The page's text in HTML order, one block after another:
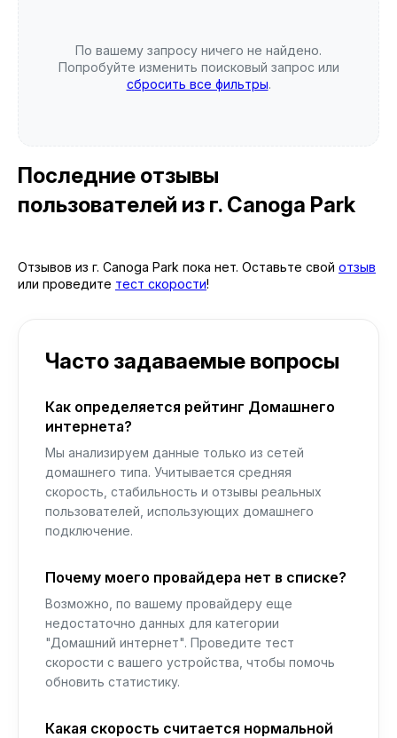
По вашему запросу ничего не найдено.
Попробуйте изменить поисковый запрос или
сбросить все фильтры.
Последние отзывы
пользователей из г. Canoga Park
Отзывов из г. Canoga Park пока нет. Оставьте свой отзыв
или проведите тест скорости!
Часто задаваемые вопросы
Как определяется рейтинг Домашнего
интернета?
Мы анализируем данные только из сетей
домашнего типа. Учитывается средняя
скорость, стабильность и отзывы реальных
пользователей, использующих домашнего
подключение.
Почему моего провайдера нет в списке?
Возможно, по вашему провайдеру еще
недостаточно данных для категории
"Домашний интернет". Проведите тест
скорости с вашего устройства, чтобы помочь
обновить статистику.
Какая скорость считается нормальной